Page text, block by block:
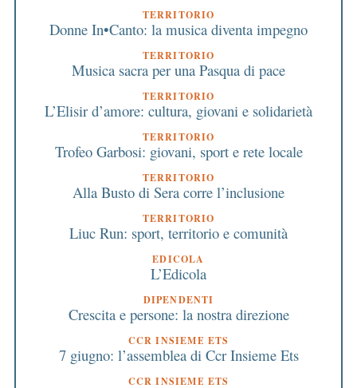
TERRITORIO
Donne In•Canto: la musica diventa impegno
TERRITORIO
Musica sacra per una Pasqua di pace
TERRITORIO
L’Elisir d’amore: cultura, giovani e solidarietà
TERRITORIO
Trofeo Garbosi: giovani, sport e rete locale
TERRITORIO
Alla Busto di Sera corre l’inclusione
TERRITORIO
Liuc Run: sport, territorio e comunità
EDICOLA
L’Edicola
DIPENDENTI
Crescita e persone: la nostra direzione
CCR INSIEME ETS
7 giugno: l’assemblea di Ccr Insieme Ets
CCR INSIEME ETS